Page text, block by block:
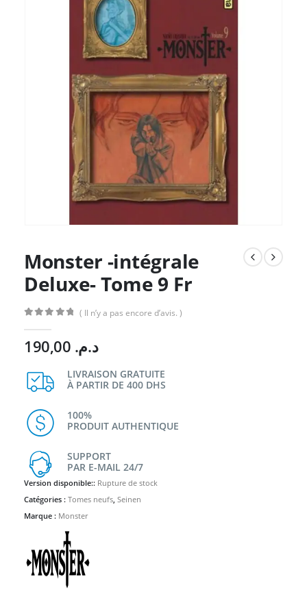
Monster -intégrale
Deluxe- Tome 9 Fr
( Il n’y a pas encore d’avis. )
د.م.
LIVRAISON GRATUITE
À PARTIR DE 400 DHS
100%
PRODUIT AUTHENTIQUE
SUPPORT
PAR E-MAIL 24/7
Version disponible:: Rupture de stock
Catégories : Tomes neufs, Seinen
Marque : Monster